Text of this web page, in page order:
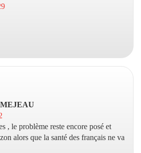
, le problème reste encore posé et
alors que la santé des français ne va